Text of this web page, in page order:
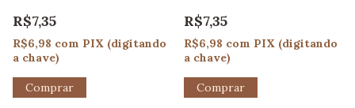
R$7,35
R$6,98 com PIX (digitando
a chave)
R$7,35
R$6,98 com PIX (digitando
a chave)